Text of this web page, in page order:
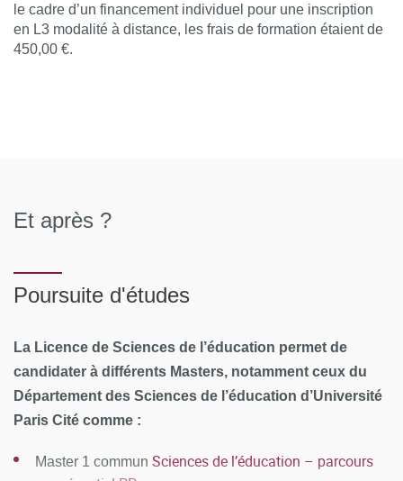
le cadre d’un financement individuel pour une inscription
en L3 modalité à distance, les frais de formation étaient de
450,00 €.
Et après ?
Poursuite d'études
La Licence de Sciences de l’éducation permet de
candidater à différents Masters, notamment ceux du
Département des Sciences de l’éducation d’Université
Paris Cité comme :
Master 1 commun Sciences de l’éducation – parcours